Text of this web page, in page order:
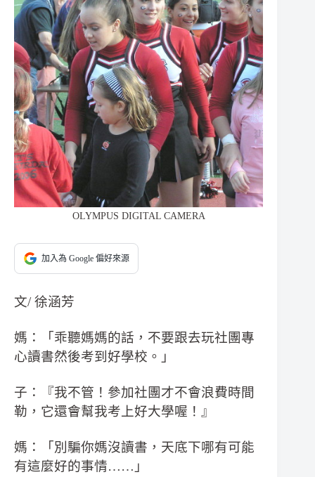
OLYMPUS DIGITAL CAMERA
加入為 Google 偏好來源
文/ 徐涵芳
媽：「乖聽媽媽的話，不要跟去玩社團專
心讀書然後考到好學校。」
子：『我不管！參加社團才不會浪費時間
勒，它還會幫我考上好大學喔！』
媽：「別騙你媽沒讀書，天底下哪有可能
有這麼好的事情……」